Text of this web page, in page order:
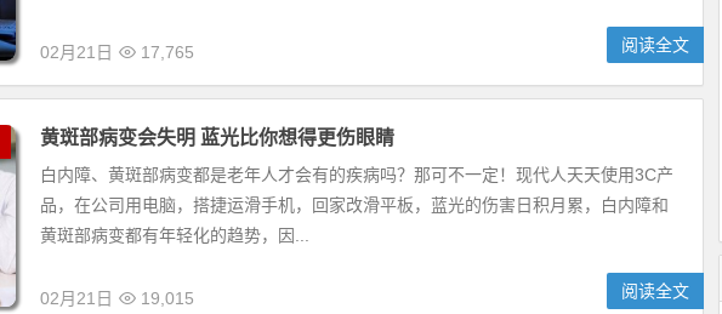
02月21日 17,765 阅读全文
黄斑部病变会失明 蓝光比你想得更伤眼睛
白内障、黄斑部病变都是老年人才会有的疾病吗？那可不一定！现代人天天使用3C产
品，在公司用电脑，搭捷运滑手机，回家改滑平板，蓝光的伤害日积月累，白内障和
黄斑部病变都有年轻化的趋势，因...
02月21日 19,015 阅读全文